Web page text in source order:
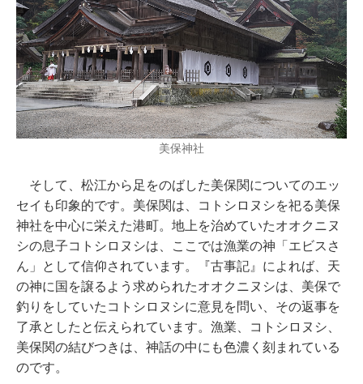
美保神社
そして、松江から足をのばした美保関についてのエッ
セイも印象的です。美保関は、コトシロヌシを祀る美保
神社を中心に栄えた港町。地上を治めていたオオクニヌ
シの息子コトシロヌシは、ここでは漁業の神「エビスさ
ん」として信仰されています。『古事記』によれば、天
の神に国を譲るよう求められたオオクニヌシは、美保で
釣りをしていたコトシロヌシに意見を問い、その返事を
了承としたと伝えられています。漁業、コトシロヌシ、
美保関の結びつきは、神話の中にも色濃く刻まれている
のです。